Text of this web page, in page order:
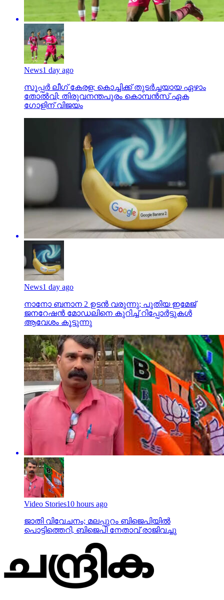
News1 day ago
സൂപ്പര്‍ ലീഗ് കേരള: കൊച്ചിക്ക് തുടര്‍ച്ചയായ ഏഴാം
തോല്‍വി; തിരുവനന്തപുരം കൊമ്പന്‍സ് ഏക
ഗോളിന് വിജയം
News1 day ago
നാനോ ബനാന 2 ഉടന്‍ വരുന്നു; പുതിയ ഇമേജ്
ജനറേഷന്‍ മോഡലിനെ കുറിച്ച് റിപ്പോര്‍ട്ടുകള്‍
ആവേശം കൂട്ടുന്നു
Video Stories10 hours ago
ജാതി വിവേചനം; മലപ്പുറം ബിജെപിയില്‍
പൊട്ടിത്തെറി, ബിജെപി നേതാവ് രാജിവച്ചു